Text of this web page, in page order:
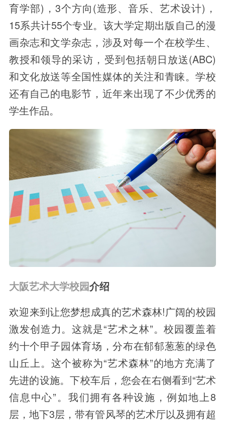
育学部)，3个方向(造形、音乐、艺术设计)，
15系共计55个专业。该大学定期出版自己的漫
画杂志和文学杂志，涉及对每一个在校学生、
教授和领导的采访，受到包括朝日放送(ABC)
和文化放送等全国性媒体的关注和青睐。学校
还有自己的电影节，近年来出现了不少优秀的
学生作品。
大阪艺术大学校园介绍
欢迎来到让您梦想成真的艺术森林!广阔的校园
激发创造力。这就是“艺术之林”。校园覆盖着
约十个甲子园体育场，分布在郁郁葱葱的绿色
山丘上。这个被称为“艺术森林”的地方充满了
先进的设施。下校车后，您会在右侧看到“艺术
信息中心”。我们拥有各种设施，例如地上8
层，地下3层，带有管风琴的艺术厅以及拥有超